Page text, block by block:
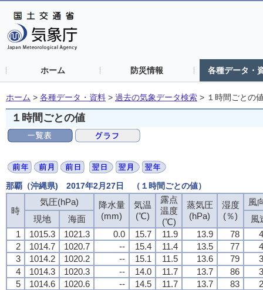
ホーム 防災情報 各種データ・
ホーム > 各種データ・資料 > 過去の気象データ検索 > １時間ごとの
１時間ごとの値
那覇（沖縄県) 2017年2月27日 （１時間ごとの値）
時
気圧(hPa)
降水量
(mm)
気温
(℃)
露点
温度
(℃)
蒸気圧
(hPa)
湿度
(％)
風
現地
海面
風
1
1015.3 1021.3 0.0 15.7 11.9 13.9 78
2
1014.7 1020.7 -- 15.4 11.4 13.5 77
3
1014.2 1020.2 -- 15.1 11.5 13.6 79
4
1014.3 1020.3 -- 14.0 11.7 13.7 86
5
1014.6 1020.6 -- 14.5 11.7 13.7 83